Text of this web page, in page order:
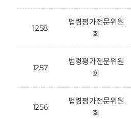
1258
법령평가전문위원
회
1257
법령평가전문위원
회
1256
법령평가전문위원
회